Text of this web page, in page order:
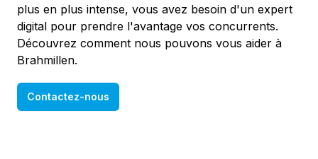
plus en plus intense, vous avez besoin d'un expert
digital pour prendre l'avantage vos concurrents.
Découvrez comment nous pouvons vous aider à
Brahmillen.
Contactez-nous